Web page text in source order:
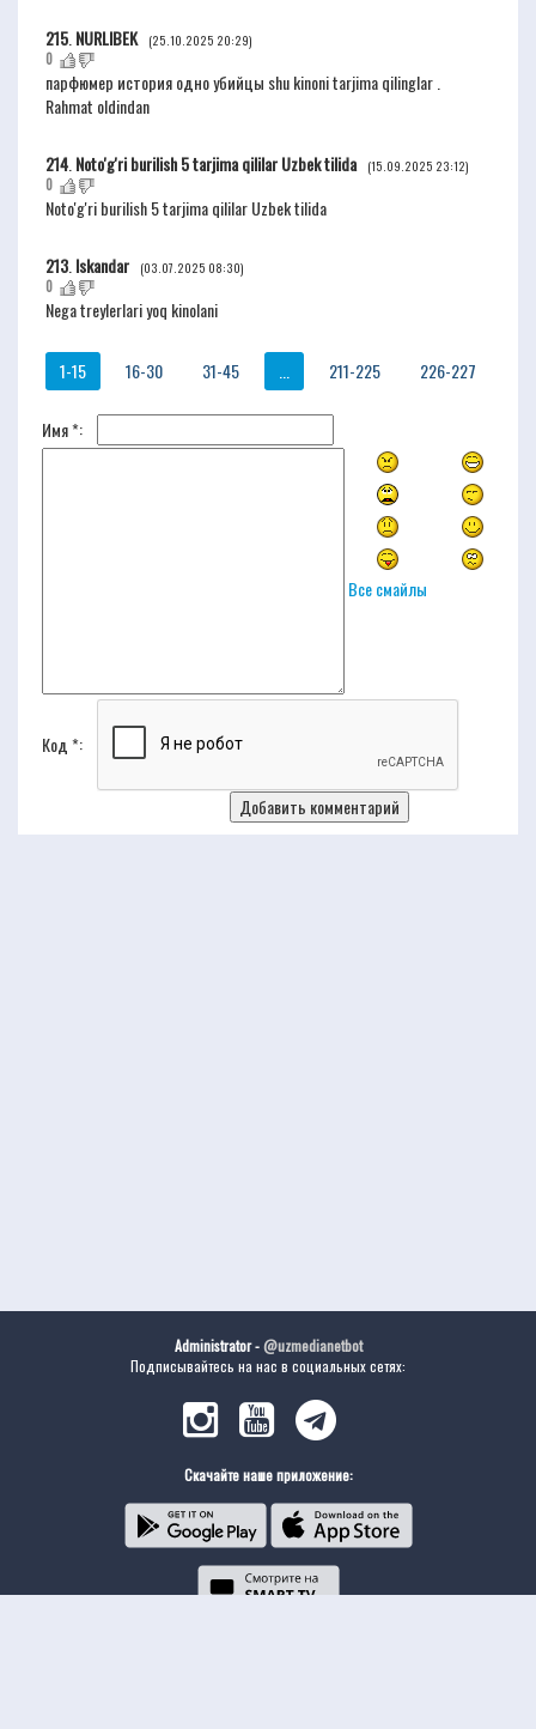
215 NURLIBEK (25.10.2025 20:29)
0
парфюмер история одно убийцы shu kinoni tarjima qilinglar .
Rahmat oldindan
214 Noto'g'ri burilish 5 tarjima qililar Uzbek tilida (15.09.2025 23:12)
0
Noto'g'ri burilish 5 tarjima qililar Uzbek tilida
213 Iskandar (03.07.2025 08:30)
0
Nega treylerlari yoq kinolani
1-15 16-30 31-45 211-225 226-227
Имя *:
Все смайлы
Код *:
Administrator -@uzmedianetbot
Подписывайтесь на нас в социальных сетях:
Скачайте наше приложение: